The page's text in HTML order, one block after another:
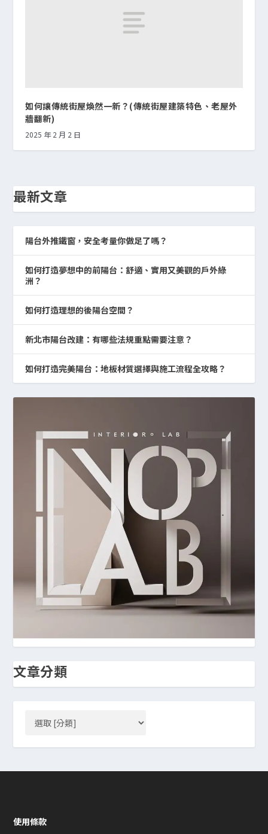
如何讓傳統街屋煥然一新？(傳統街屋建築特色、老屋外
牆翻新)
2025 年 2 月 2 日
最新文章
陽台外推鐵窗，安全考量你做足了嗎？
如何打造夢想中的前陽台：舒適、實用又美觀的戶外綠
洲？
如何打造理想的後陽台空間？
新北市陽台改建：有哪些法規重點需要注意？
如何打造完美陽台：地板材質選擇與施工流程全攻略？
文章分類
使用條款